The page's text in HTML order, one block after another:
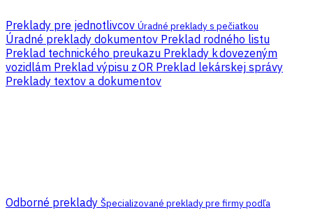
Preklady pre jednotlivcov Úradné preklady s pečiatkou
Úradné preklady dokumentov Preklad rodného listu
Preklad technického preukazu Preklady k dovezeným
vozidlám Preklad výpisu z OR Preklad lekárskej správy
Preklady textov a dokumentov
Odborné preklady Špecializované preklady pre firmy podľa